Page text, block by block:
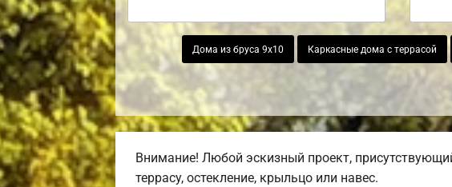
Дома из бруса 9х10 Каркасные дома с террасой
Внимание! Любой эскизный проект,
террасу, остекление, крыльцо или навес.